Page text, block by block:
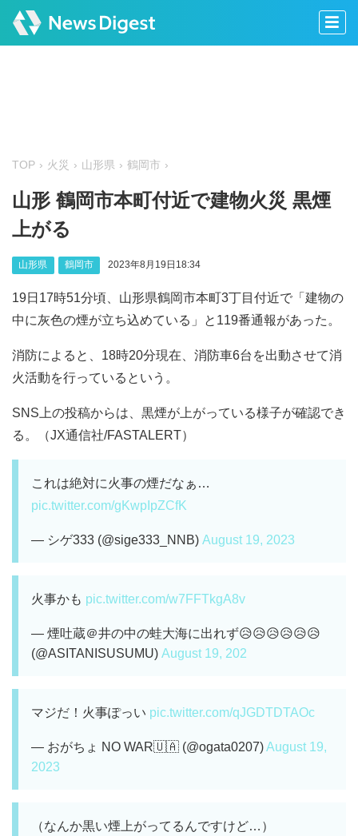
TOP 火災 山形県 鶴岡市
山形 鶴岡市本町付近で建物火災 黒煙
上がる
山形県 鶴岡市 2023年8月19日18:34
19日17時51分頃、山形県鶴岡市本町3丁目付近で「建物の
中に灰色の煙が立ち込めている」と119番通報があった。
消防によると、18時20分現在、消防車6台を出動させて消
火活動を行っているという。
SNS上の投稿からは、黒煙が上がっている様子が確認でき
る。（JX通信社/FASTALERT）
これは絶対に火事の煙だなぁ…
pic.twitter.com/gKwpIpZCfK
— シゲ333 (@sige333_NNB) August 19, 2023
火事かも pic.twitter.com/w7FFTkgA8v
— 煙吐蔵＠井の中の蛙大海に出れず😥😥😥😥😥😥
(@ASITANISUSUMU) August 19, 202
マジだ！火事ぽっい pic.twitter.com/qJGDTDTAOc
— おがちょ NO WAR🇺🇦 (@ogata0207)August 19,
2023
（なんか黒い煙上がってるんですけど…）